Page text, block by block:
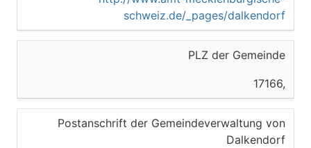
schweiz.de/_pages/dalkendorf
PLZ der Gemeinde
17166,
Postanschrift der Gemeindeverwaltung von
Dalkendorf